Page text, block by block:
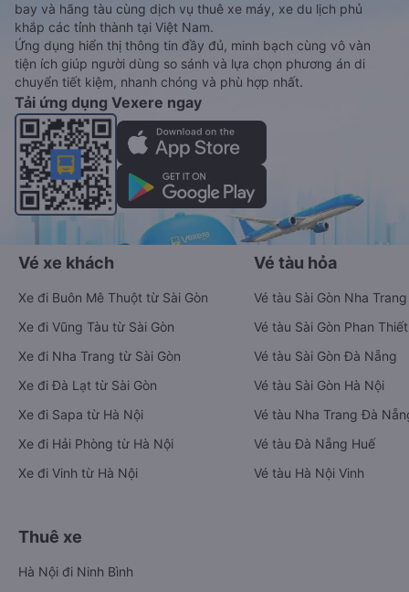
bay và hãng tàu cùng dịch vụ thuê xe máy, xe du lịch phủ
khắp các tỉnh thành tại Việt Nam.
Ứng dụng hiển thị thông tin đầy đủ, minh bạch cùng vô vàn
tiện ích giúp người dùng so sánh và lựa chọn phương án di
chuyển tiết kiệm, nhanh chóng và phù hợp nhất.
Tải ứng dụng Vexere ngay
Vé xe khách
Xe đi Buôn Mê Thuột từ Sài Gòn
Xe đi Vũng Tàu từ Sài Gòn
Xe đi Nha Trang từ Sài Gòn
Xe đi Đà Lạt từ Sài Gòn
Xe đi Sapa từ Hà Nội
Xe đi Hải Phòng từ Hà Nội
Xe đi Vinh từ Hà Nội
Vé tàu hỏa
Vé tàu Sài Gòn Nha Trang
Vé tàu Sài Gòn Phan Thiết
Vé tàu Sài Gòn Đà Nẵng
Vé tàu Sài Gòn Hà Nội
Vé tàu Nha Trang Đà
Vé tàu Đà Nẵng Huế
Vé tàu Hà Nội Vinh
Thuê xe
Hà Nội đi Ninh Bình